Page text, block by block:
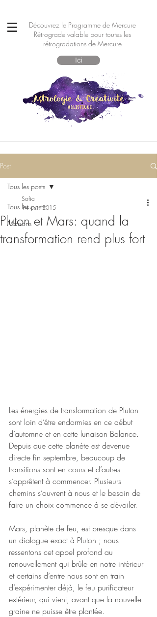
Découvrez le Programme de Mercure
Rétrograde valable pour toutes les
rétrogradations de Mercure
Ici
Post
Tous les posts
Maisons
Tous les posts
Pluton et Mars: quand la
transformation rend plus fort
Sofia
14 oct. 2015
Les énergies de transformation de Pluton
sont loin d’être endormies en ce début
d’automne et en cette lunaison Balance.
Depuis que cette planète est devenue
directe fin septembre, beaucoup de
transitions sont en cours et d’autres
s’apprêtent à commencer. Plusieurs
chemins s’ouvrent à nous et le besoin de
faire un choix commence à se dévoiler.
Mars, planète de feu, est presque dans
un dialogue exact à Pluton ; nous
ressentons cet appel profond au
renouvellement qui brûle en notre intérieur
et certains d’entre nous sont en train
d’expérimenter déjà, le feu purificateur
extérieur, qui vient, avant que la nouvelle
graine ne puisse être plantée.